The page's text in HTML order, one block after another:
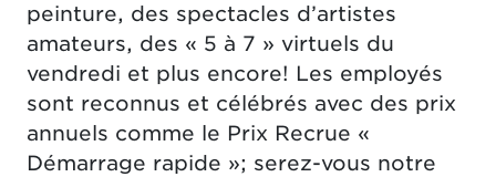
peinture, des spectacles d’artistes
amateurs, des « 5 à 7 » virtuels du
vendredi et plus encore! Les employés
sont reconnus et célébrés avec des prix
annuels comme le Prix Recrue «
Démarrage rapide »; serez-vous notre